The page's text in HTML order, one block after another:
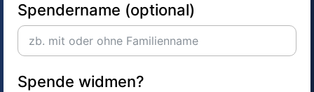
Spendername (optional)
Spende widmen?